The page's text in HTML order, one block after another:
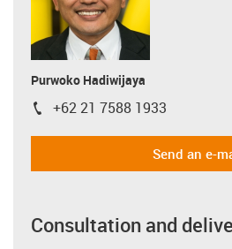
Purwoko Hadiwijaya
igus-icon-phone
+62 21 7588 1933
Send an e-
Consultation and